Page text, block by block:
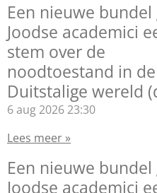
Een nieuwe
Joodse academici
stem over de
noodtoestand in de
Duitstalige wereld
6 aug 2026 23:30
Lees meer »
Een nieuwe
Joodse academici